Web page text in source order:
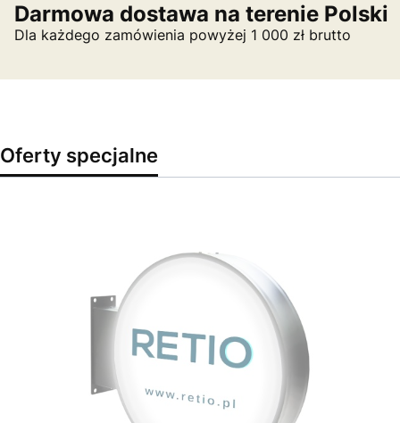
Darmowa dostawa na terenie Polski
Dla każdego zamówienia powyżej 1 000 zł brutto
Oferty specjalne